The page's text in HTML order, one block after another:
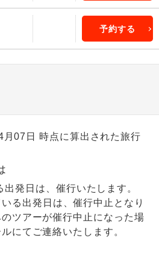
予約する
07日 時点に算出された旅行
発日は、催行いたします。
る出発日は、催行中止となり
ツアーが催行中止になった場
にてご連絡いたします。